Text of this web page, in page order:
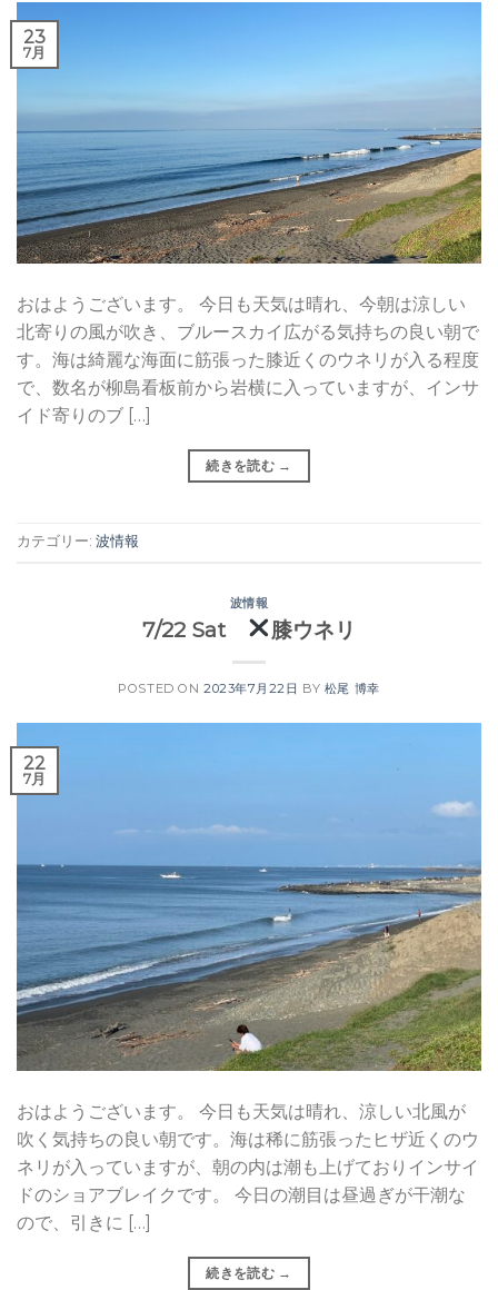
23
7月
おはようございます。 今日も天気は晴れ、今朝は涼しい
北寄りの風が吹き、ブルースカイ広がる気持ちの良い朝で
す。海は綺麗な海面に筋張った膝近くのウネリが入る程度
で、数名が柳島看板前から岩横に入っていますが、インサ
イド寄りのブ […]
続きを読む →
カテゴリー: 波情報
波情報
7/22 Sat 膝ウネリ
POSTED ON 2023年7月22日 BY 松尾 博幸
22
7月
おはようございます。 今日も天気は晴れ、涼しい北風が
吹く気持ちの良い朝です。海は稀に筋張ったヒザ近くのウ
ネリが入っていますが、朝の内は潮も上げておりインサイ
ドのショアブレイクです。 今日の潮目は昼過ぎが干潮な
ので、引きに […]
続きを読む →